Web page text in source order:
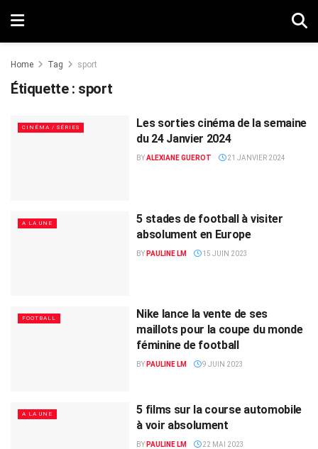
Home Tag sport
Étiquette : sport
CINÉMA / SÉRIES
Les sorties cinéma de la semaine
du 24 Janvier 2024
BYALEXIANE GUEROT 21 JANVIER 2024
A LA UNE
5 stades de football à visiter
absolument en Europe
BY PAULINE LM 15 JUIN 2023
FOOTBALL
Nike lance la vente de ses
maillots pour la coupe du monde
féminine de football
BY PAULINE LM 9 JUIN 2023
A LA UNE
5 films sur la course automobile
à voir absolument
BY PAULINE LM 22 MAI 2023